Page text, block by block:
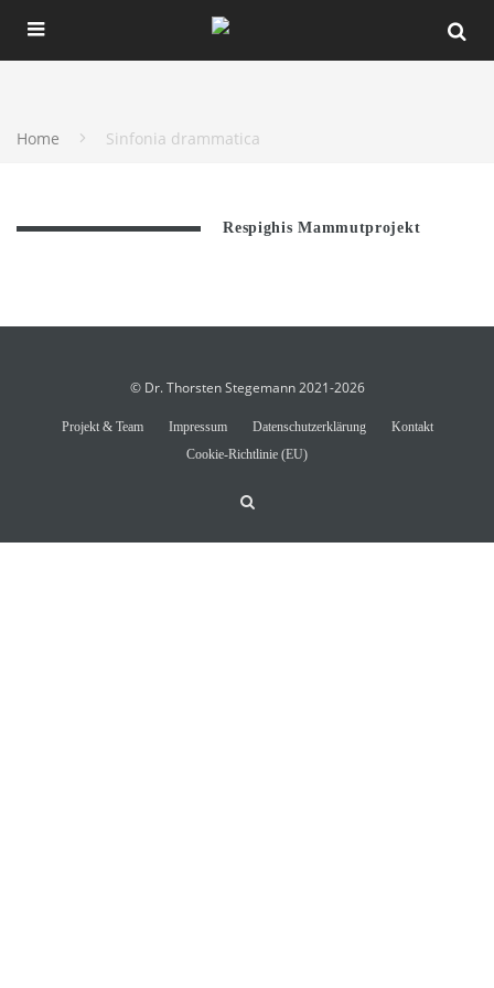
Home Sinfonia drammatica
Respighis Mammutprojekt
© Dr. Thorsten Stegemann 2021-2026
Projekt & Team Impressum Datenschutzerklärung
Kontakt
Cookie-Richtlinie (EU)